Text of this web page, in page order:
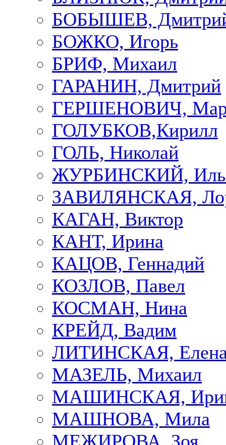
БОБЫШЕВ,
БОЖКО, Игорь
БРИФ, Михаил
ГАРАНИН, Дмитрий
ГЕРШЕНОВИЧ,
ГОЛУБКОВ,Кирилл
ГОЛЬ, Николай
ЖУРБИНСКИЙ,
ЗАВИЛЯНСКАЯ,
КАГАН, Виктор
КАНТ, Ирина
КАЦОВ, Геннадий
КОЗЛОВ, Павел
КОСМАН, Нина
КРЕЙД, Вадим
ЛИТИНСКАЯ,
МАЗЕЛЬ, Михаил
МАШИНСКАЯ,
МАШНОВА, Мила